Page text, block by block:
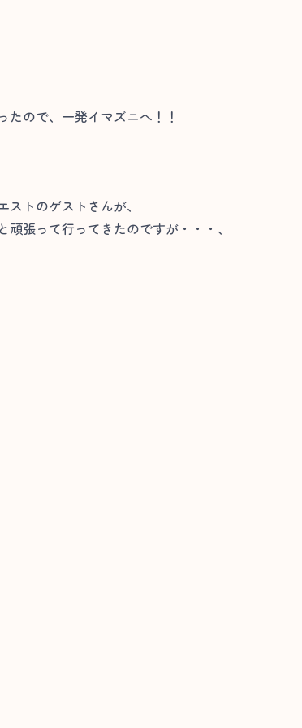
ので、一発イマズニへ！！
トのゲストさんが、
張って行ってきたのですが・・・、